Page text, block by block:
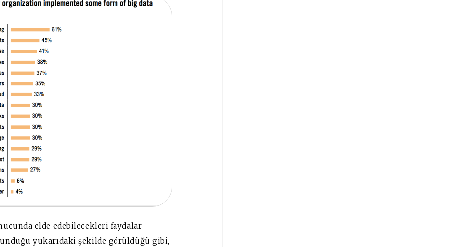
elde edebilecekleri faydalar
yukarıdaki şekilde görüldüğü gibi,